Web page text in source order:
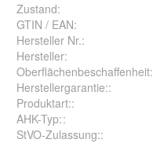
Zustand:
GTIN / EAN:
Hersteller Nr.:
Hersteller:
Oberflächenbeschaffenheit:
Herstellergarantie::
Produktart::
AHK-Typ::
StVO-Zulassung::